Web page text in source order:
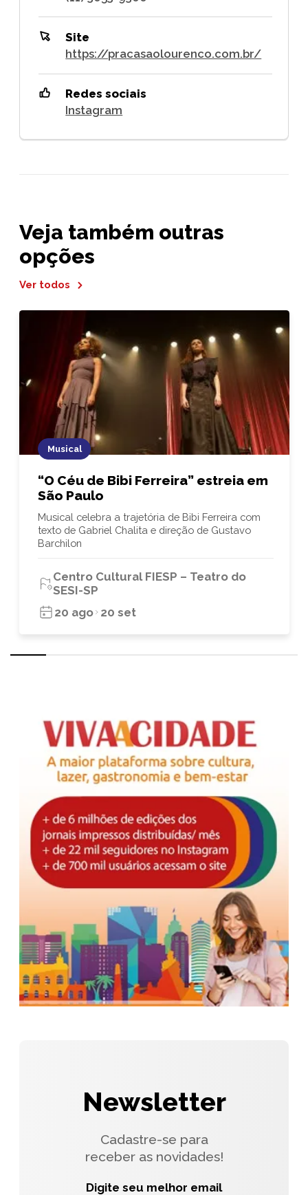
Site
https://pracasaolourenco.com.br/
Redes sociais
Instagram
Veja também outras
opções
Ver todos
Musical
“O Céu de Bibi Ferreira” estreia em
São Paulo
Musical celebra a trajetória de Bibi Ferreira com
texto de Gabriel Chalita e direção de Gustavo
Barchilon
Centro Cultural FIESP – Teatro do
SESI-SP
20 ago 20 set
Newsletter
Cadastre-se para
receber as novidades!
Digite seu melhor email